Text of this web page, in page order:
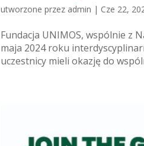
utworzone przez admin | Cze 22,
Fundacja UNIMOS, wspólnie z
maja 2024 roku
uczestnicy mieli okazję do